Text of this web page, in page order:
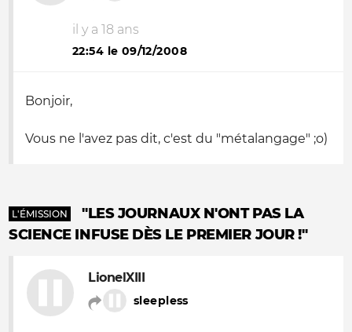
il y a 18 ans
22:54 le 09/12/2008
Bonjoir,
Vous ne l'avez pas dit, c'est du "métalangage" ;o)
L'ÉMISSION
"LES JOURNAUX N'ONT PAS LA
SCIENCE INFUSE DÈS LE PREMIER JOUR !"
LionelXIII
sleepless